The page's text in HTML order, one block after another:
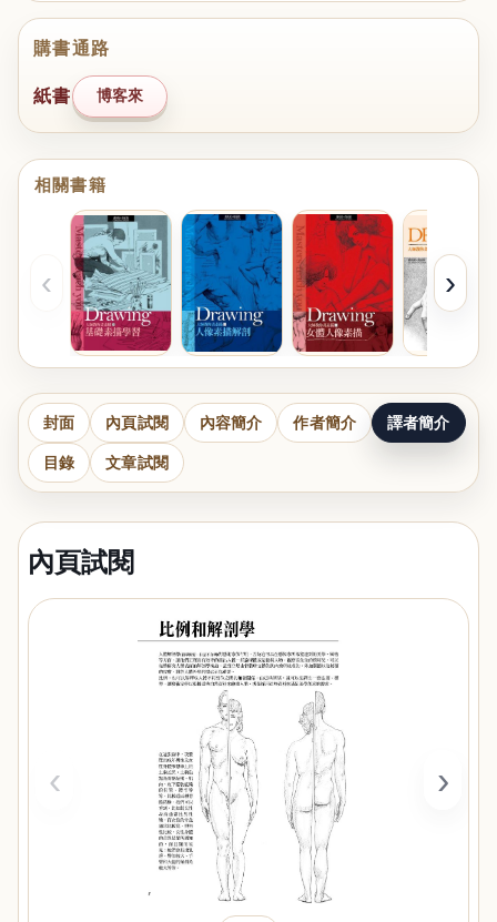
購書通路
紙書 博客來
相關書籍
‹ ›
封面 內頁試閱 內容簡介 作者簡介 譯者簡介
目錄 文章試閱
內頁試閱
‹ ›